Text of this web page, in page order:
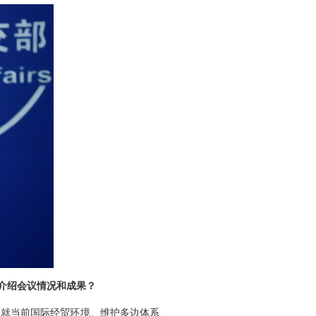
绍会议情况和成果？
当前国际经贸环境、维护多边体系